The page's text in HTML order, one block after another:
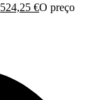
524,25 €O preço